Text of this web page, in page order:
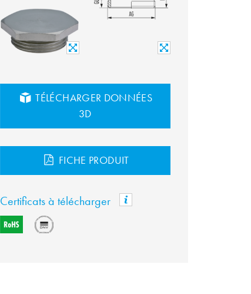
TÉLÉCHARGER DONNÉES
3D
FICHE PRODUIT
Certificats à télécharger